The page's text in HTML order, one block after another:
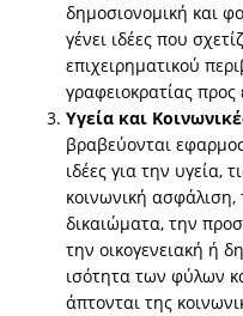
δημοσιονομική και
γένει ιδέες που
επιχειρηματικού
γραφειοκρατίας προς
Υγεία και
βραβεύονται
ιδέες για την υγεία,
κοινωνική
δικαιώματα, την
την οικογενειακή ή
ισότητα των φύλων
άπτονται της